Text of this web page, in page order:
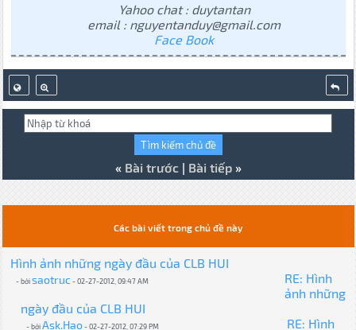
Yahoo chat : duytantan
email : nguyentanduy@gmail.com
Face Book
« Bài trước| Bài tiếp»
Các bài viết trong chủ đề này
Hình ảnh những ngày đầu của CLB HUI
- bởisaotruc- 02-27-2012, 09:47 AM
RE: Hình
ảnh những
ngày đầu của CLB HUI
- bởiAsk.Hao- 02-27-2012, 07:29 PM
RE: Hình